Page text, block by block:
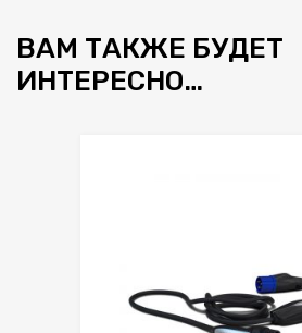
ВАМ ТАКЖЕ БУДЕТ
ИНТЕРЕСНО…